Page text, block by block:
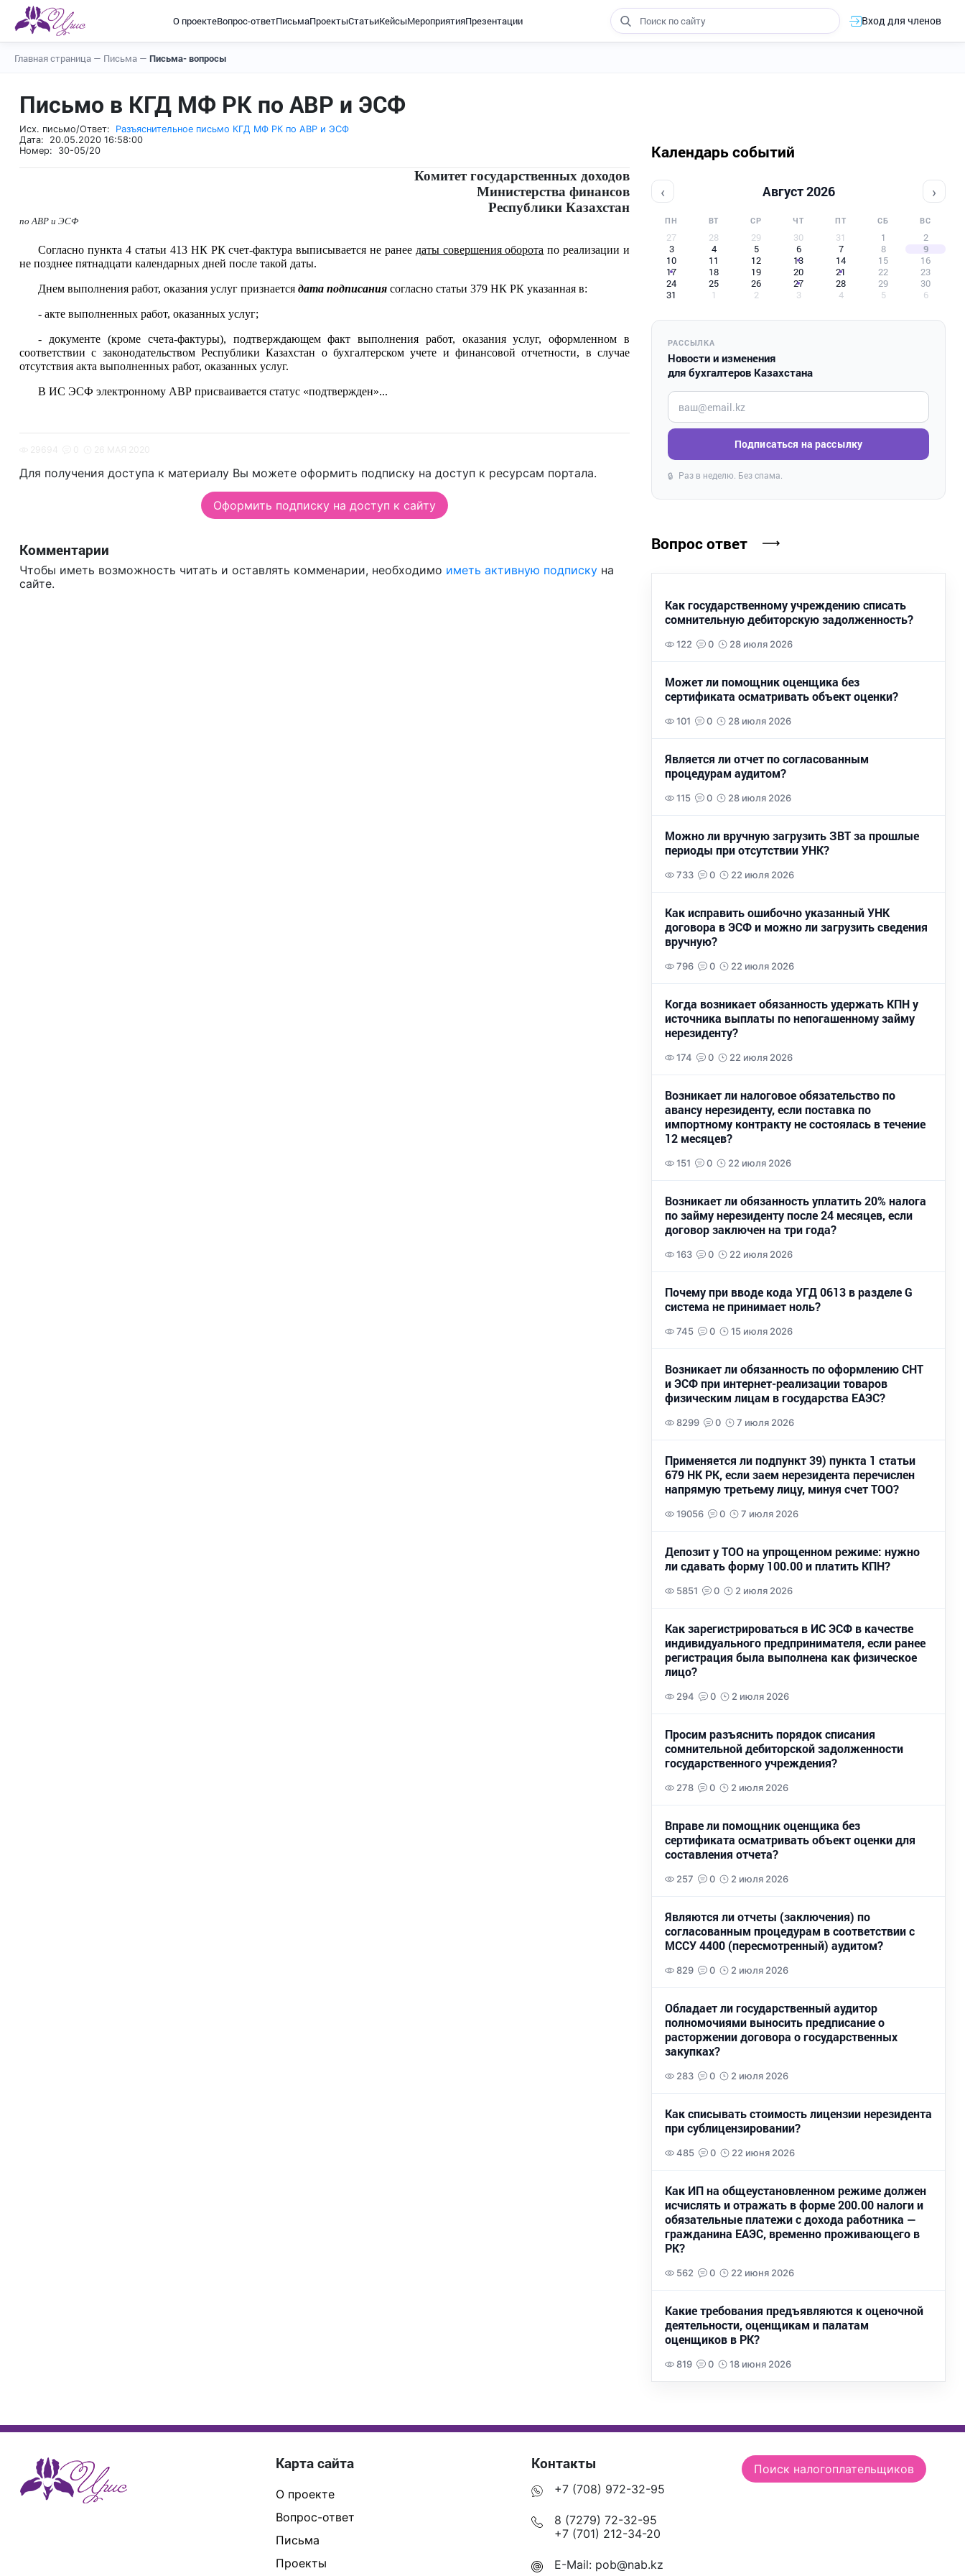
О проектеВопрос-ответПисьмаПроектыСтатьиКейсыМероприятияПрезентации Вход для членов
Главная страница — Письма — Письма- вопросы
Письмо в КГД МФ РК по АВР и ЭСФ
Исх. письмо/Ответ: Разъяснительное письмо КГД МФ РК по АВР и ЭСФ
Дата: 20.05.2020 16:58:00
Номер: 30-05/20
Комитет государственных доходов
Министерства финансов
Республики Казахстан
по АВР и ЭСФ
Согласно пункта 4 статьи 413 НК РК счет-фактура выписывается не ранее даты совершения оборота по реализации и
не позднее пятнадцати календарных дней после такой даты.
Днем выполнения работ, оказания услуг признается дата подписаниясогласно статьи 379 НК РК указанная в:
- акте выполненных работ, оказанных услуг;
- документе (кроме счета-фактуры), подтверждающем факт выполнения работ, оказания услуг, оформленном в
соответствии с законодательством Республики Казахстан о бухгалтерском учете и финансовой отчетности, в случае
отсутствия акта выполненных работ, оказанных услуг.
В ИС ЭСФ электронному АВР присваивается статус «подтвержден»...
Для получения доступа к материалу Вы можете оформить подписку на доступ к ресурсам портала.
Оформить подписку на доступ к сайту
Комментарии
Чтобы иметь возможность читать и оставлять комменарии, необходимо иметь активную подписку на
сайте.
Календарь событий
‹ Август 2026 ›
ПН ВТ СР ЧТ ПТ СБ ВС
27 28 29 30 31 1
2
3
4 5 6 7 8
9
10
11 12 13 14 15
16
17
18 19 20 21 22
23
24
25 26 27 28 29
30
31
1 2 3 4 5 6
РАССЫЛКА
Новости и изменения
для бухгалтеров Казахстана
Введите ваш e-mail
Подписаться на рассылку
🔒 Раз в неделю. Без спама.
Вопрос ответ
Как государственному учреждению списать
сомнительную дебиторскую задолженность?
122 0 28 июля 2026
Может ли помощник оценщика без
сертификата осматривать объект оценки?
101 0 28 июля 2026
Является ли отчет по согласованным
процедурам аудитом?
115 0 28 июля 2026
Можно ли вручную загрузить ЗВТ за прошлые
периоды при отсутствии УНК?
733 0 22 июля 2026
Как исправить ошибочно указанный УНК
договора в ЭСФ и можно ли загрузить сведения
вручную?
796 0 22 июля 2026
Когда возникает обязанность удержать КПН у
источника выплаты по непогашенному займу
нерезиденту?
174 0 22 июля 2026
Возникает ли налоговое обязательство по
авансу нерезиденту, если поставка по
импортному контракту не состоялась в течение
12 месяцев?
151 0 22 июля 2026
Возникает ли обязанность уплатить 20% налога
по займу нерезиденту после 24 месяцев, если
договор заключен на три года?
163 0 22 июля 2026
Почему при вводе кода УГД 0613 в разделе G
система не принимает ноль?
745 0 15 июля 2026
Возникает ли обязанность по оформлению СНТ
и ЭСФ при интернет-реализации товаров
физическим лицам в государства ЕАЭС?
8299 0 7 июля 2026
Применяется ли подпункт 39) пункта 1 статьи
679 НК РК, если заем нерезидента перечислен
напрямую третьему лицу, минуя счет ТОО?
19056 0 7 июля 2026
Депозит у ТОО на упрощенном режиме: нужно
ли сдавать форму 100.00 и платить КПН?
5851 0 2 июля 2026
Как зарегистрироваться в ИС ЭСФ в качестве
индивидуального предпринимателя, если ранее
регистрация была выполнена как физическое
лицо?
294 0 2 июля 2026
Просим разъяснить порядок списания
сомнительной дебиторской задолженности
государственного учреждения?
278 0 2 июля 2026
Вправе ли помощник оценщика без
сертификата осматривать объект оценки для
составления отчета?
257 0 2 июля 2026
Являются ли отчеты (заключения) по
согласованным процедурам в соответствии с
МССУ 4400 (пересмотренный) аудитом?
829 0 2 июля 2026
Обладает ли государственный аудитор
полномочиями выносить предписание о
расторжении договора о государственных
закупках?
283 0 2 июля 2026
Как списывать стоимость лицензии нерезидента
при сублицензировании?
485 0 22 июня 2026
Как ИП на общеустановленном режиме должен
исчислять и отражать в форме 200.00 налоги и
обязательные платежи с дохода работника —
гражданина ЕАЭС, временно проживающего в
РК?
562 0 22 июня 2026
Какие требования предъявляются к оценочной
деятельности, оценщикам и палатам
оценщиков в РК?
819 0 18 июня 2026
Карта сайта
О проекте
Вопрос-ответ
Письма
Проекты
Контакты
+7 (708) 972-32-95
8 (7279) 72-32-95
+7 (701) 212-34-20
E-Mail: pob@nab.kz
Поиск налогоплательщиков